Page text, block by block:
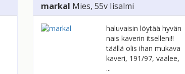
markal Mies, 55v Iisalmi
haluvaisin löytää hyvän
nais kaverin itselleni!!
täällä olis ihan mukava
kaveri, 191/97, vaalee,
...